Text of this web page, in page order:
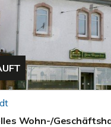
Wohn-/